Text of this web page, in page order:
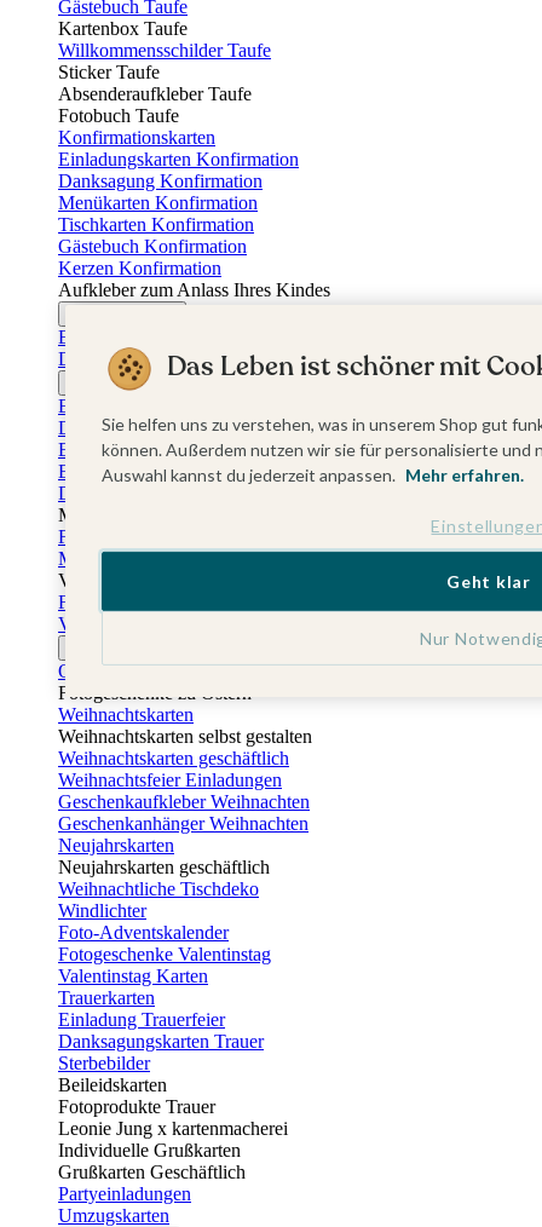
Gästebuch Taufe
Kartenbox Taufe
Willkommensschilder Taufe
Sticker Taufe
Absenderaufkleber Taufe
Fotobuch Taufe
Konfirmationskarten
Einladungskarten Konfirmation
Danksagung Konfirmation
Menükarten Konfirmation
Tischkarten Konfirmation
Gästebuch Konfirmation
Kerzen Konfirmation
Aufkleber zum Anlass Ihres Kindes
Einladungskarten Firmung
Dankeskarten Firmung
Jugendweihekarten
Einladungskarten Jugendweihe
Dankeskarten Jugendweihe
Einschulungskarten
Einladungskarten Einschulung
Danksagung Einschulung
Muttertag
Fotogeschenke Muttertag
Muttertagskarten
Vatertag
Fotogeschenke Vatertag
Vatertagskarten
Osterkarten
Fotogeschenke zu Ostern
Weihnachtskarten
Weihnachtskarten selbst gestalten
Weihnachtskarten geschäftlich
Weihnachtsfeier Einladungen
Geschenkaufkleber Weihnachten
Geschenkanhänger Weihnachten
Neujahrskarten
Neujahrskarten geschäftlich
Weihnachtliche Tischdeko
Windlichter
Foto-Adventskalender
Fotogeschenke Valentinstag
Valentinstag Karten
Trauerkarten
Einladung Trauerfeier
Danksagungskarten Trauer
Sterbebilder
Beileidskarten
Fotoprodukte Trauer
Leonie Jung x kartenmacherei
Individuelle Grußkarten
Grußkarten Geschäftlich
Partyeinladungen
Umzugskarten
Das Leben ist schöner mit
Sie helfen uns zu verstehen, was in unserem Shop gut
können. Außerdem nutzen wir sie für personalisierte
Auswahl kannst du jederzeit anpassen. Mehr erfahren.
Nur
Geht klar